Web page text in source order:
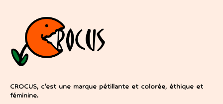
CROCUS, c’est une marque pétillante et colorée, éthique et
féminine.